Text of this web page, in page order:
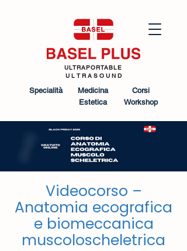
ULTRAPORTABLE
U L T R A S O U N D
Specialità
Medicina
Estetica
Corsi
Workshop
Videocorso –
Anatomia ecografica
e biomeccanica
muscoloscheletrica